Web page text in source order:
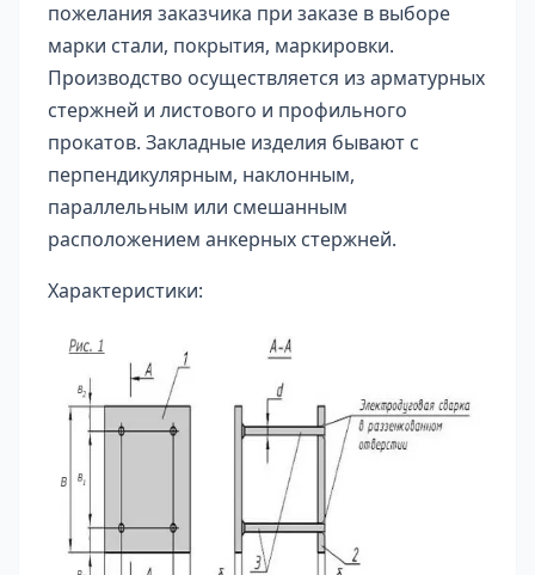
пожелания заказчика при заказе в выборе
марки стали, покрытия, маркировки.
Производство осуществляется из арматурных
стержней и листового и профильного
прокатов. Закладные изделия бывают с
перпендикулярным, наклонным,
параллельным или смешанным
расположением анкерных стержней.
Характеристики: